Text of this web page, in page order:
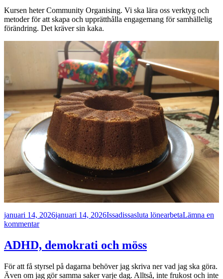
Kursen heter Community Organising. Vi ska lära oss verktyg och
metoder för att skapa och upprätthålla engagemang för samhällelig
förändring. Det kräver sin kaka.
Postat
januari 14, 2026januari 14, 2026Författare
IssadissaKategorier
sluta lönearbetaLämna en
kommentartill
bulle
i
ADHD, demokrati och möss
För att få styrsel på dagarna behöver jag skriva ner vad jag ska göra.
Även om jag gör samma saker varje dag. Alltså, inte frukost och inte